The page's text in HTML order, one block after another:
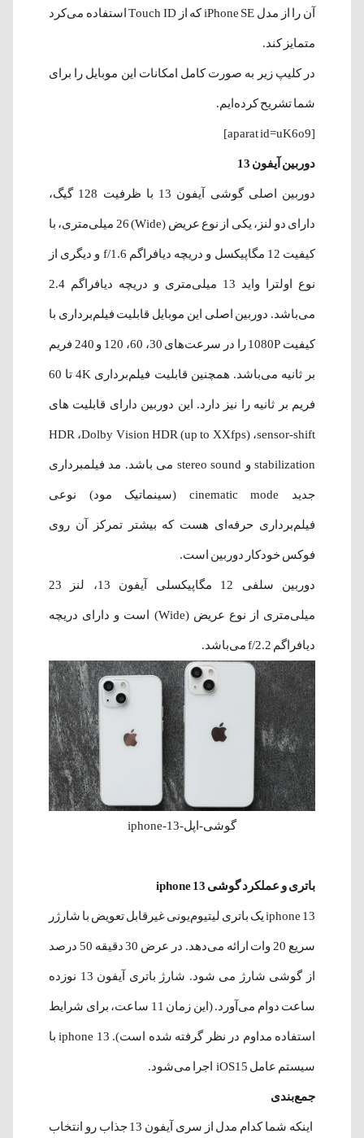
آن را از مدل iPhone SE که از Touch ID استفاده می‌کرد
متمایز کند.
در کلیپ زیر به صورت کامل امکانات این موبایل را برای
شما تشریح کرده‌ایم.
[aparat id=uK6o9]
دوربین آیفون 13
دوربین اصلی گوشی آیفون 13 با ظرفیت 128 گیگ،
دارای دو لنز، یکی از نوع عریض (Wide) 26 میلی‌متری، با
کیفیت 12 مگاپیکسل و دریچه دیافراگم f/1.6 و دیگری از
نوع اولترا واید 13 میلی‌متری و دریچه دیافراگم 2.4
می‌باشد. دوربین اصلی این موبایل قابلیت فیلم‌برداری با
کیفیت 1080P را در سرعت‌های 30، 60، 120 و 240 فریم
بر ثانیه می‌باشد. همچنین قابلیت فیلم‌برداری 4K تا 60
فریم بر ثانیه را نیز دارد. این دوربین دارای قابلیت های
HDR ،Dolby Vision HDR (up to XXfps) ،sensor-shift
stabilization و stereo sound می باشد. مد فیلمبرداری
جدید cinematic mode (سینماتیک مود) نوعی
فیلم‌برداری حرفه‌ای هست که بیشتر تمرکز آن روی
فوکس خودکار دوربین است.
دوربین سلفی 12 مگاپیکسلی آیفون 13، لنز 23
میلی‌متری از نوع عریض (Wide) است و دارای دریچه
دیافراگم f/2.2 می‌باشد.
گوشی-اپل-iphone-13
باتری و عملکرد گوشی iphone 13
iphone 13 یک باتری لیتیوم‌یونی غیر‌قابل تعویض با شارژر
سریع 20 وات ارائه می‌دهد. در عرض 30 دقیقه 50 درصد
از گوشی شارژ می شود. شارژ باتری آیفون 13 نوزده
ساعت دوام می‌آورد. (این زمان 11 ساعت، برای شرایط
استفاده مداوم در نظر گرفته شده است). iphone 13 با
سیستم عامل iOS15 اجرا می‌شود.
جمع‌بندی
اینکه شما کدام مدل از سری آیفون 13 جذاب رو انتخاب